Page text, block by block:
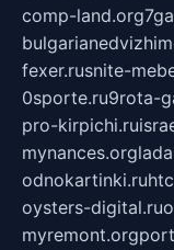
comp-land.org
fexer.rusnite-
0sporte.ru9rota-
pro-kirpichi.ru
mynances.org
odnokartinki.ru
oysters-digital.ru
myremont.org